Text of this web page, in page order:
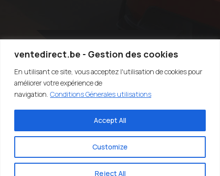
ventedirect.be - Gestion des cookies
En utilisant ce site, vous acceptez l'utilisation de cookies pour
améliorer votre expérience de
navigation. Conditions Génerales utilisations
Customize
Reject All
Accept All
TOP
©2020-2022 VENTEDIRECT.BE - VENDRE SA VOITURE RAPIDEMENT -
EASY4YOU SRL - TVA:BE0707.767.824 - DESIGN BY SARIUS SRL